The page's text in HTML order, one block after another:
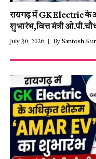
रायगढ़ में GK Electric के
शुभारंभ,वित्त मंत्री
July 30, 2026 By Santosh